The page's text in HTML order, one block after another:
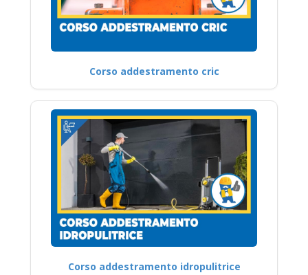
Corso addestramento cric
Corso addestramento idropulitrice